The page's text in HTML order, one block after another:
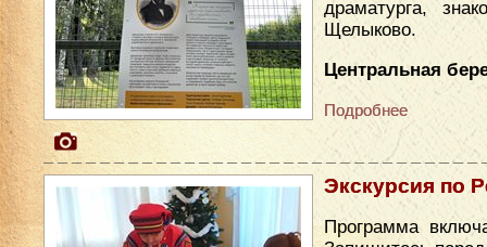
драматурга,
Щелыково.
Центральная
Подробнее
Экскурсия по
Программа